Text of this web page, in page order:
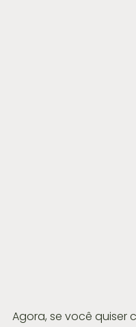
Agora, se você quiser